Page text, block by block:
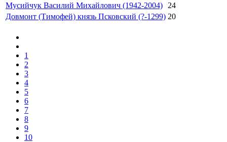
Мусийчук Василий Михайлович (1942-2004)
24
Довмонт (Тимофей) князь Псковский (?-1299) 20
1
2
3
4
5
6
7
8
9
10